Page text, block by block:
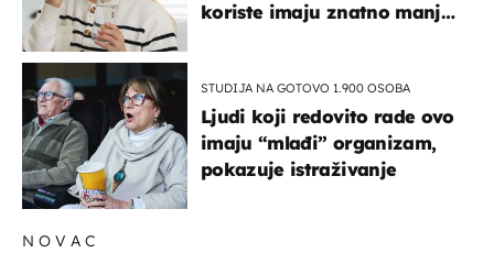
koriste imaju znatno manji
STUDIJA NA GOTOVO 1.900 OSOBA
Ljudi koji redovito rade ovo
imaju “mlađi” organizam,
pokazuje istraživanje
NOVAC